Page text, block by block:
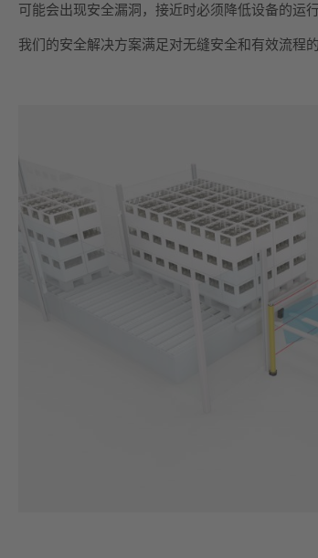
可能会出现安全漏洞，接近时必须降低设备的运
我们的安全解决方案满足对无缝安全和有效流程